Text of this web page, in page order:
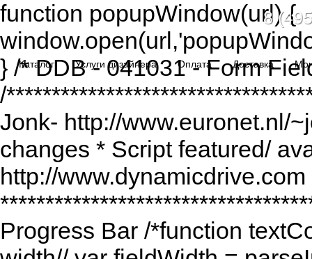
function popupWindow(url) {
} /* DDB - 041031 - Form
/
Jonk- http://www.euronet.nl/
changes * Script featured/
http://
Progress Bar /*function
8
Каталог Услуги дизайнера Оплата Доставка